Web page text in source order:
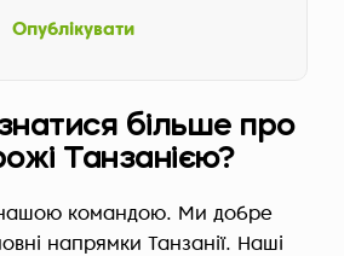
Опублікувати
більше про
Танзанією?
нашою командою. Ми добре
напрямки Танзанії. Наші